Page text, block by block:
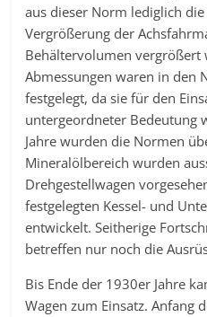
aus dieser Norm lediglich
Vergrößerung der
Behältervolumen vergrößert
Abmessungen waren in den
festgelegt, da sie für den
untergeordneter Bedeutung
Jahre wurden die Normen
Mineralölbereich wurden
Drehgestellwagen
festgelegten Kessel- und
entwickelt. Seitherige
betreffen nur noch die
Bis Ende der 1930er Jahre
Wagen zum Einsatz. Anfang